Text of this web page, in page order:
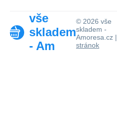
vše
skladem
- Am
© 2026 vše
skladem -
Amoresa.cz |
stránok